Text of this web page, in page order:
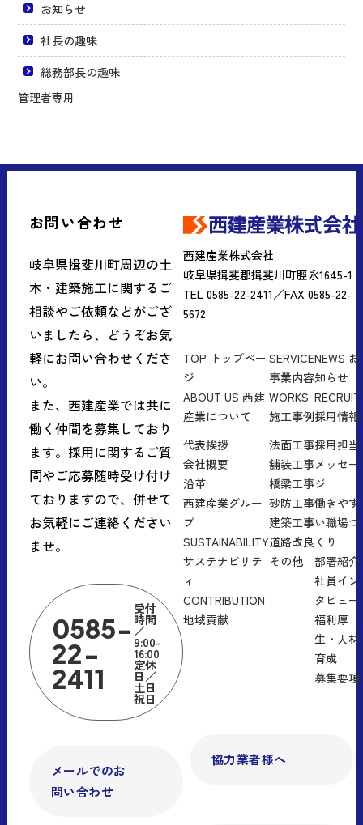
お知らせ
社長の趣味
総務部長の趣味
管理者専用
お問い合わせ
岐阜県揖斐川町周辺の土
木・建築施工に関するご
相談やご依頼などがござ
いましたら、どうぞお気
軽にお問い合わせくださ
い。
また、西建産業では共に
働く仲間を募集しており
ます。採用に関するご質
問やご応募随時受け付け
ておりますので、併せて
お気軽にご連絡ください
ませ。
0585-
22-
2411
受付
時間
／
9:00-
16:00
定休
日／
土日
祝日
メールでのお
問い合わせ
西建産業株式会社
岐阜県揖斐郡揖斐川町脛永1645-1
TEL 0585-22-2411／FAX 0585-22-
5672
TOP トップペー
ジ
ABOUT US 西建
産業について
代表挨拶
会社概要
沿革
西建産業グルー
プ
SUSTAINABILITY
サステナビリテ
ィ
CONTRIBUTION
地域貢献
SERVICE
事業内容
WORKS
施工事例
法面工事
舗装工事
橋梁工事
砂防工事
建築工事
道路改良
その他
NEWS お
知らせ
RECRUIT
採用情報
採用担当
メッセー
ジ
働きやす
い職場づ
くり
部署紹介
社員イン
タビュー
福利厚
生・人材
育成
募集要項
協力業者様へ